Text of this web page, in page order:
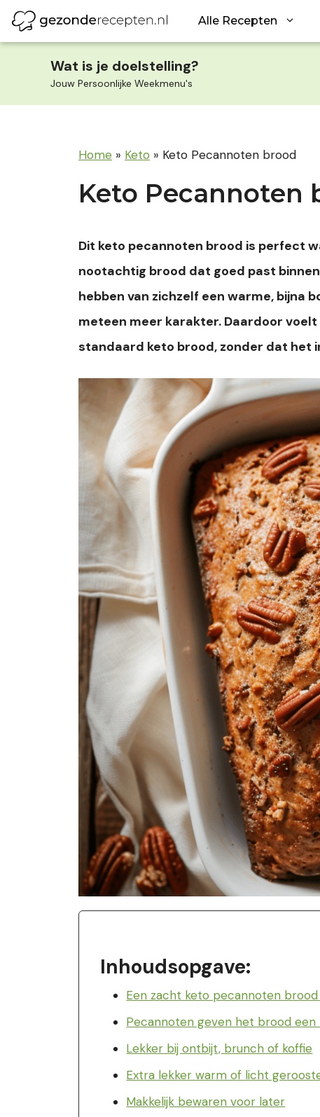
naar
de
Alle Recepten
Wat is je doelstelling?
Jouw Persoonlijke Weekmenu's
Home » Keto » Keto Pecannoten brood
Keto Pecannoten
Dit keto pecannoten brood is perfect
nootachtig brood dat goed past
hebben van zichzelf een warme, bijna
meteen meer karakter. Daardoor
standaard keto brood, zonder dat het
Inhoudsopgave:
Een zacht keto pecannoten
Pecannoten geven het brood een
Lekker bij ontbijt, brunch of koffie
Extra lekker warm of licht
Makkelijk bewaren voor later